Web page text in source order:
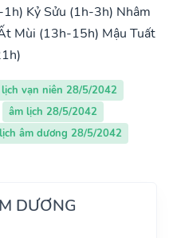
1h) Kỷ Sửu (1h-3h) Nhâm
Mùi (13h-15h) Mậu Tuất
lịch vạn niên 28/5/2042
âm lịch 28/5/2042
lịch âm dương 28/5/2042
DƯƠNG